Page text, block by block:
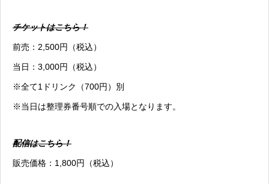
チケットはこちら！
前売：2,500円（税込）
当日：3,000円（税込）
※全て1ドリンク（700円）別
※当日は整理券番号順での入場となります。
配信はこちら！
販売価格：1,800円（税込）